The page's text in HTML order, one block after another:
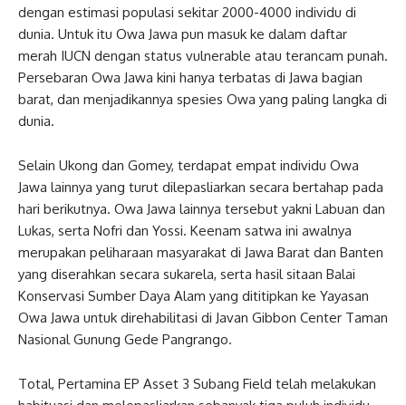
dengan estimasi populasi sekitar 2000-4000 individu di
dunia. Untuk itu Owa Jawa pun masuk ke dalam daftar
merah IUCN dengan status vulnerable atau terancam punah.
Persebaran Owa Jawa kini hanya terbatas di Jawa bagian
barat, dan menjadikannya spesies Owa yang paling langka di
dunia.
Selain Ukong dan Gomey, terdapat empat individu Owa
Jawa lainnya yang turut dilepasliarkan secara bertahap pada
hari berikutnya. Owa Jawa lainnya tersebut yakni Labuan dan
Lukas, serta Nofri dan Yossi. Keenam satwa ini awalnya
merupakan peliharaan masyarakat di Jawa Barat dan Banten
yang diserahkan secara sukarela, serta hasil sitaan Balai
Konservasi Sumber Daya Alam yang dititipkan ke Yayasan
Owa Jawa untuk direhabilitasi di Javan Gibbon Center Taman
Nasional Gunung Gede Pangrango.
Total, Pertamina EP Asset 3 Subang Field telah melakukan